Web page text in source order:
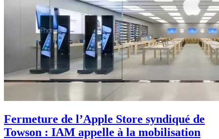
Fermeture de l’Apple Store syndiqué de
Towson : IAM appelle à la mobilisation